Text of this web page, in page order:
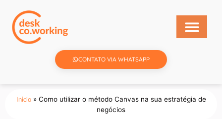
CONTATO VIA WHATSAPP
Início» Como utilizar o método Canvas na sua estratégia de
negócios